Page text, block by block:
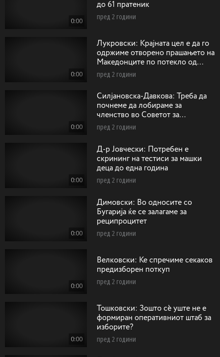
0:00
до 61 пратеник
пред 2 години
0:00
Лукровски: Крајната цел е да го
одржиме отворено прашањето на
Македонците по потекло од
Егејскиот дел на Македонија
пред 2 години
0:00
Силјановска-Давкова: Треба да
почнеме да лобираме за
членство во Советот за
безбедност на ОН како
пред 2 години
0:00
Д-р Јовчески: Потребен е
скрининг на тестиси за машки
деца до една година
пред 2 години
0:00
Димовски: Во односите со
Бугарија ќе се залагаме за
реципроцитет
пред 2 години
0:00
Велковски: Ќе спречиме секаков
предизборен поткуп
пред 2 години
0:00
Тошковски: Зошто сѐ уште не е
формиран оперативниот штаб за
изборите?
пред 2 години